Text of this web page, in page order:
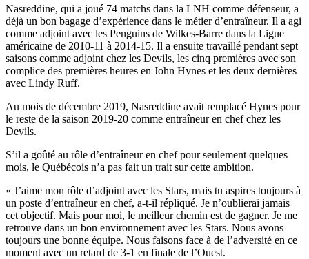
Nasreddine, qui a joué 74 matchs dans la LNH comme défenseur, a
déjà un bon bagage d’expérience dans le métier d’entraîneur. Il a agi
comme adjoint avec les Penguins de Wilkes-Barre dans la Ligue
américaine de 2010-11 à 2014-15. Il a ensuite travaillé pendant sept
saisons comme adjoint chez les Devils, les cinq premières avec son
complice des premières heures en John Hynes et les deux dernières
avec Lindy Ruff.
Au mois de décembre 2019, Nasreddine avait remplacé Hynes pour
le reste de la saison 2019-20 comme entraîneur en chef chez les
Devils.
S’il a goûté au rôle d’entraîneur en chef pour seulement quelques
mois, le Québécois n’a pas fait un trait sur cette ambition.
« J’aime mon rôle d’adjoint avec les Stars, mais tu aspires toujours à
un poste d’entraîneur en chef, a-t-il répliqué. Je n’oublierai jamais
cet objectif. Mais pour moi, le meilleur chemin est de gagner. Je me
retrouve dans un bon environnement avec les Stars. Nous avons
toujours une bonne équipe. Nous faisons face à de l’adversité en ce
moment avec un retard de 3-1 en finale de l’Ouest.